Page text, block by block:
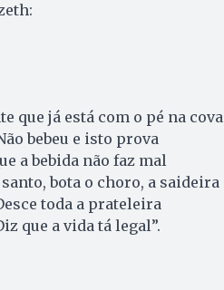
que já está com o pé na cova
bebeu e isto prova
a bebida não faz mal
bota o choro, a saideira
toda a prateleira
que a vida tá legal”.